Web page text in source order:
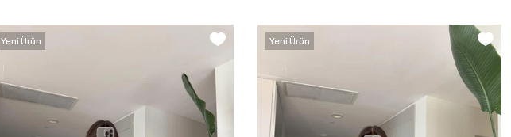
Yeni Ürün Yeni Ürün